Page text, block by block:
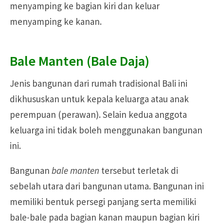
menyamping ke bagian kiri dan keluar
menyamping ke kanan.
Bale Manten (Bale Daja)
Jenis bangunan dari rumah tradisional Bali ini
dikhususkan untuk kepala keluarga atau anak
perempuan (perawan). Selain kedua anggota
keluarga ini tidak boleh menggunakan bangunan
ini.
Bangunan bale manten tersebut terletak di
sebelah utara dari bangunan utama. Bangunan ini
memiliki bentuk persegi panjang serta memiliki
bale-bale pada bagian kanan maupun bagian kiri